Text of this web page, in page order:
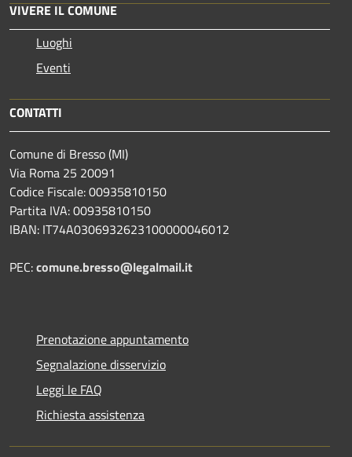
VIVERE IL COMUNE
Luoghi
Eventi
CONTATTI
Comune di Bresso (MI)
Via Roma 25 20091
Codice Fiscale: 00935810150
Partita IVA: 00935810150
IBAN: IT74A0306932623100000046012
PEC:comune.bresso@legalmail.it
Prenotazione appuntamento
Segnalazione disservizio
Leggi le FAQ
Richiesta assistenza